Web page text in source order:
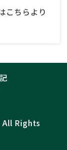
こちらより
All Rights